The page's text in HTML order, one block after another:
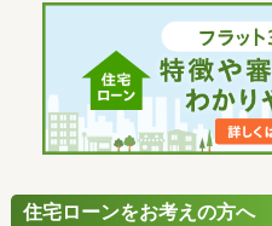
住宅ローンをお考えの方へ